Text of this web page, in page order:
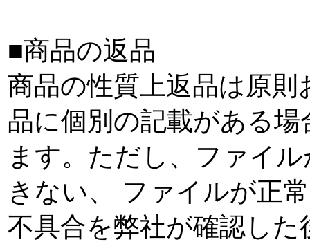
■商品の返品
商品の性質上返品は原
品に個別の記載がある
ます。ただし、ファイ
きない、 ファイルが正
不具合を弊社が確認し